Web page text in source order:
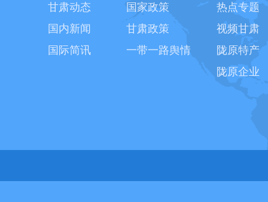
甘肃动态
国内新闻
国际简讯
国家政策
甘肃政策
一带一路舆情
热点专题
视频甘肃
陇原特产
陇原企业